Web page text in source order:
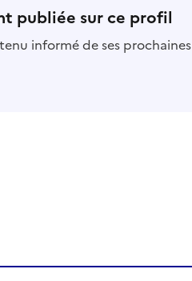
publiée sur ce profil
informé de ses prochaines